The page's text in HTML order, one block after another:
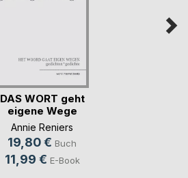
DAS WORT geht
eigene Wege
Annie Reniers
19,80 € Buch
11,99 € E-Book